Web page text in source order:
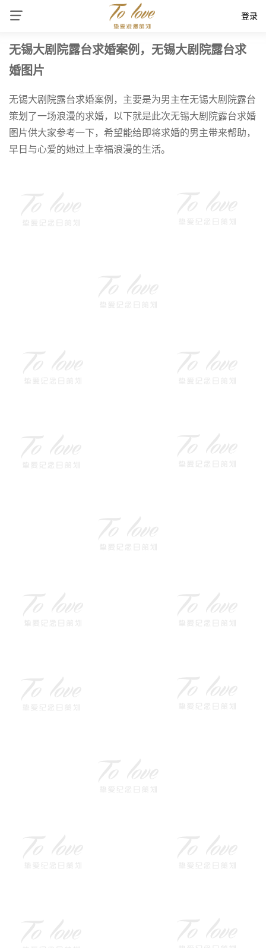
登录
无锡大剧院露台求婚案例，无锡大剧院露台求
婚图片
无锡大剧院露台求婚案例，主要是为男主在无锡大剧院露台
策划了一场浪漫的求婚，以下就是此次无锡大剧院露台求婚
图片供大家参考一下，希望能给即将求婚的男主带来帮助，
早日与心爱的她过上幸福浪漫的生活。